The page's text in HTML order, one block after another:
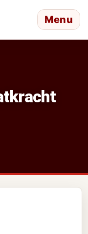
Menu